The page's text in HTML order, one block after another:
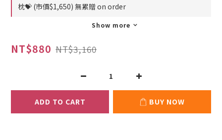
枕💝 (市價$1,650) 無累贈 on order
Show more
NT$880 NT$3,160
ADD TO CART BUY NOW